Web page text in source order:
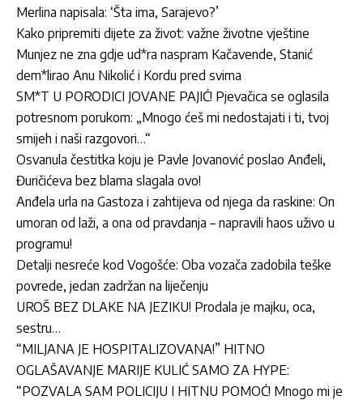
Merlina napisala: ‘Šta ima, Sarajevo?’
Kako pripremiti dijete za život: važne životne vještine
Munjez ne zna gdje ud*ra naspram Kačavende, Stanić
dem*lirao Anu Nikolić i Kordu pred svima
SM*T U PORODICI JOVANE PAJIĆ! Pjevačica se oglasila
potresnom porukom: „Mnogo ćeš mi nedostajati i ti, tvoj
smijeh i naši razgovori…“
Osvanula čestitka koju je Pavle Jovanović poslao Anđeli,
Đuričićeva bez blama slagala ovo!
Anđela urla na Gastoza i zahtijeva od njega da raskine: On
umoran od laži, a ona od pravdanja – napravili haos uživo u
programu!
Detalji nesreće kod Vogošće: Oba vozača zadobila teške
povrede, jedan zadržan na liječenju
UROŠ BEZ DLAKE NA JEZIKU! Prodala je majku, oca,
sestru…
“MILJANA JE HOSPITALIZOVANA!” HITNO
OGLAŠAVANJE MARIJE KULIĆ SAMO ZA HYPE:
“POZVALA SAM POLICIJU I HITNU POMOĆ! Mnogo mi je